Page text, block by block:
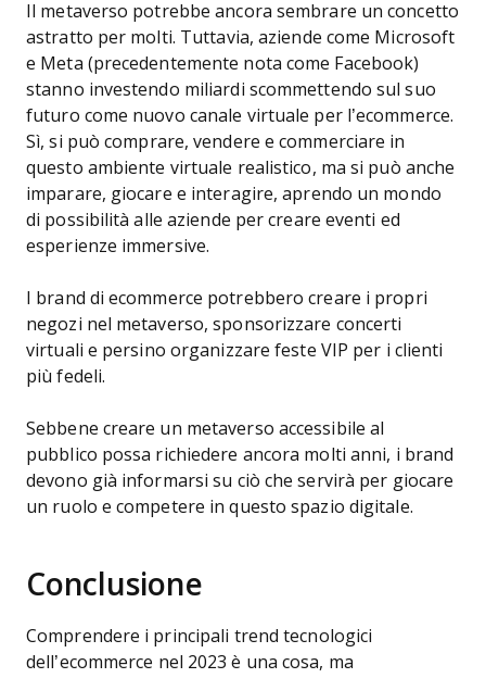
Il metaverso potrebbe ancora sembrare un concetto
astratto per molti. Tuttavia, aziende come Microsoft
e Meta (precedentemente nota come Facebook)
stanno investendo miliardi scommettendo sul suo
futuro come nuovo canale virtuale per l’ecommerce.
Sì, si può comprare, vendere e commerciare in
questo ambiente virtuale realistico, ma si può anche
imparare, giocare e interagire, aprendo un mondo
di possibilità alle aziende per creare eventi ed
esperienze immersive.
I brand di ecommerce potrebbero creare i propri
negozi nel metaverso, sponsorizzare concerti
virtuali e persino organizzare feste VIP per i clienti
più fedeli.
Sebbene creare un metaverso accessibile al
pubblico possa richiedere ancora molti anni, i brand
devono già informarsi su ciò che servirà per giocare
un ruolo e competere in questo spazio digitale.
Conclusione
Comprendere i principali trend tecnologici
dell’ecommerce nel 2023 è una cosa, ma